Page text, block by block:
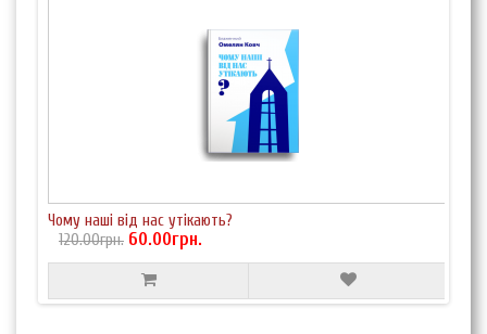
Чому наші від нас утікають?
120.00грн. 60.00грн.